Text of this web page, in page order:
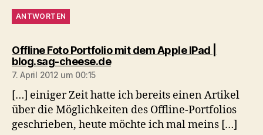
ANTWORTEN
Offline Foto Portfolio mit dem Apple IPad |
blog.sag-cheese.desagt:
7. April 2012 um 00:15
[…] einiger Zeit hatte ich bereits einen Artikel
über die Möglichkeiten des Offline-Portfolios
geschrieben, heute möchte ich mal meins […]